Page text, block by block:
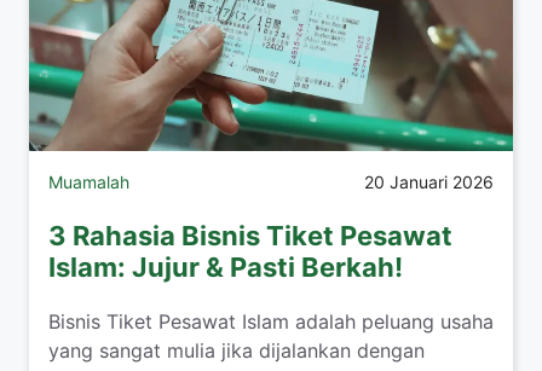
Muamalah 20 Januari 2026
3 Rahasia Bisnis Tiket Pesawat
Islam: Jujur & Pasti Berkah!
​Bisnis Tiket Pesawat Islam adalah peluang usaha
yang sangat mulia jika dijalankan dengan